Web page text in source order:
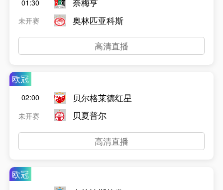
01:30
未开赛
奈梅亨
奥林匹亚科斯
高清直播
欧冠
02:00
未开赛
贝尔格莱德红星
贝夏普尔
高清直播
欧冠